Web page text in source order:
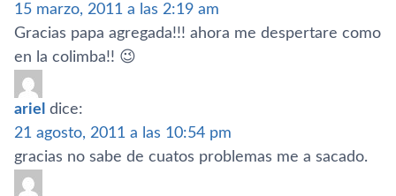
15 marzo, 2011 a las 2:19 am
Gracias papa agregada!!! ahora me despertare como
en la colimba!! 😉
ariel dice:
21 agosto, 2011 a las 10:54 pm
gracias no sabe de cuatos problemas me a sacado.